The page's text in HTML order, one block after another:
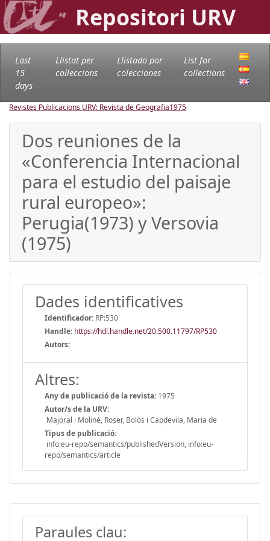
Repositori URV
Last
15
days
Llistat per
col·leccions
Llistado por
colecciones
List for
collections
Revistes Publicacions URV: Revista de Geografia1975
Dos reuniones de la
«Conferencia Internacional
para el estudio del paisaje
rural europeo»:
Perugia(1973) y Versovia
(1975)
Dades identificatives
Identificador: RP:530
Handle: https://hdl.handle.net/20.500.11797/RP530
Autors:
Altres:
Any de publicació de la revista: 1975
Autor/s de la URV:
Majoral i Moliné, Roser, Bolòs i Capdevila, Maria de
Tipus de publicació:
info:eu-repo/semantics/publishedVersion, info:eu-
repo/semantics/article
Paraules clau: